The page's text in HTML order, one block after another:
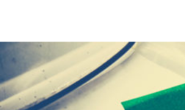
START